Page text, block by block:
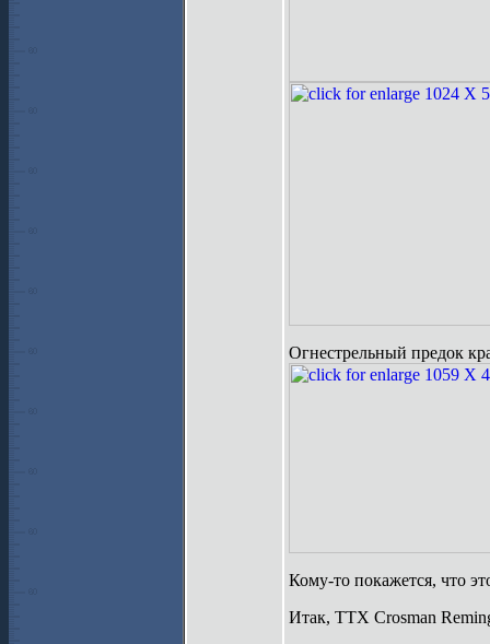
Огнестрельный предок
Кому-то покажется, что
Итак, ТТХ Crosman